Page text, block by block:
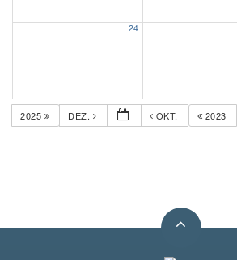
24
2023
OKT.
DEZ.
2025